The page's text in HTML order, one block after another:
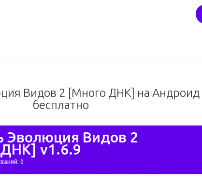
Видов 2 [Много ДНК] на Андроид
бесплатно
Эволюция Видов 2
v1.6.9
0